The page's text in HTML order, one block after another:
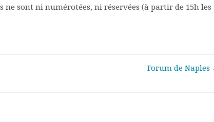
sont ni numérotées, ni réservées (à partir de 15h les
Forum de Naples